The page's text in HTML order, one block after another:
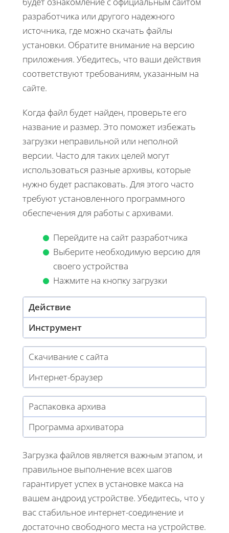
разработчика или другого надежного
источника, где можно скачать файлы
установки. Обратите внимание на версию
приложения. Убедитесь, что ваши действия
соответствуют требованиям, указанным на
сайте.
Когда файл будет найден, проверьте его
название и размер. Это поможет избежать
загрузки неправильной или неполной
версии. Часто для таких целей могут
использоваться разные архивы, которые
нужно будет распаковать. Для этого часто
требуют установленного программного
обеспечения для работы с архивами.
Перейдите на сайт разработчика
Выберите необходимую версию для
своего устройства
Нажмите на кнопку загрузки
Действие
Инструмент
Скачивание с сайта
Интернет-браузер
Распаковка архива
Программа архиватора
Загрузка файлов является важным этапом, и
правильное выполнение всех шагов
гарантирует успех в установке макса на
вашем андроид устройстве. Убедитесь, что у
вас стабильное интернет-соединение и
достаточно свободного места на устройстве.